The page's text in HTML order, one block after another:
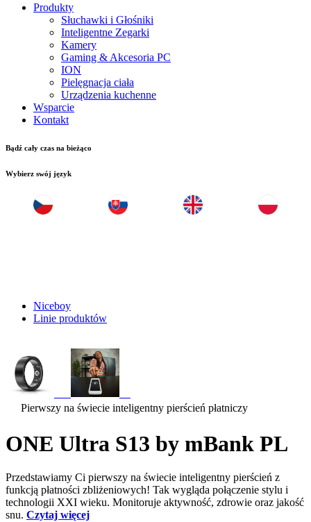
Produkty
Słuchawki i Głośniki
Inteligentne Zegarki
Kamery
Gaming & Akcesoria PC
ION
Pielęgnacja ciała
Urządzenia kuchenne
Wsparcie
Kontakt
Bądź cały czas na bieżąco
Wybierz swój język
Niceboy
Linie produktów
Pierwszy na świecie inteligentny pierścień płatniczy
ONE Ultra S13 by mBank PL
Przedstawiamy Ci pierwszy na świecie inteligentny pierścień z
funkcją płatności zbliżeniowych! Tak wygląda połączenie stylu i
technologii XXI wieku. Monitoruje aktywność, zdrowie oraz jakość
snu. Czytaj więcej